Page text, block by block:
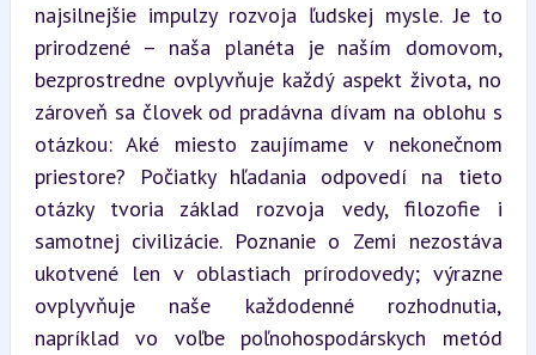
najsilnejšie impulzy rozvoja ľudskej mysle. Je to
prirodzené – naša planéta je naším domovom,
bezprostredne ovplyvňuje každý aspekt života, no
zároveň sa človek od pradávna dívam na oblohu s
otázkou: Aké miesto zaujímame v nekonečnom
priestore? Počiatky hľadania odpovedí na tieto
otázky tvoria základ rozvoja vedy, filozofie i
samotnej civilizácie. Poznanie o Zemi nezostáva
ukotvené len v oblastiach prírodovedy; výrazne
ovplyvňuje naše každodenné rozhodnutia,
napríklad vo voľbe poľnohospodárskych metód